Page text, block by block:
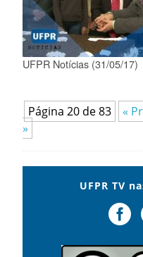
UFPR Notícias (31/05/17)
Página 20 de 83 «
»
UFPR TV